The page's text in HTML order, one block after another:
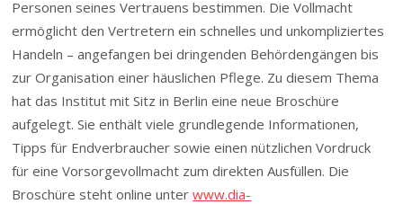
Personen seines Vertrauens bestimmen. Die Vollmacht
ermöglicht den Vertretern ein schnelles und unkompliziertes
Handeln – angefangen bei dringenden Behördengängen bis
zur Organisation einer häuslichen Pflege. Zu diesem Thema
hat das Institut mit Sitz in Berlin eine neue Broschüre
aufgelegt. Sie enthält viele grundlegende Informationen,
Tipps für Endverbraucher sowie einen nützlichen Vordruck
für eine Vorsorgevollmacht zum direkten Ausfüllen. Die
Broschüre steht online unterwww.dia-